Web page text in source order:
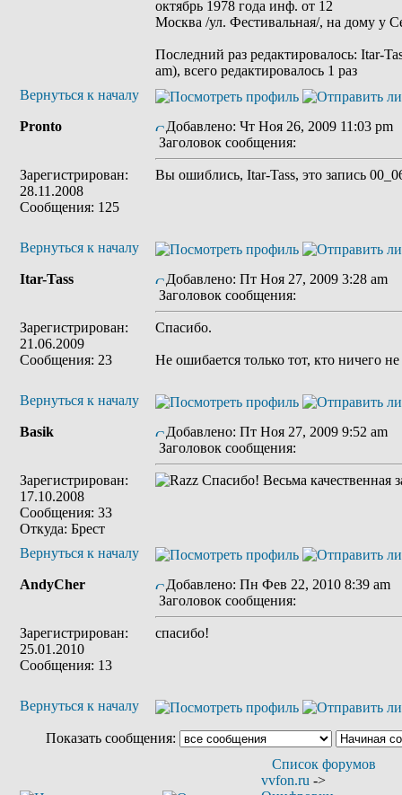
октябрь 1978 года инф. от 12
Москва /ул. Фестивальная/, на дому у
Последний раз редактировалось: Itar-
am), всего редактировалось 1 раз
Вернуться к началу
Pronto
Зарегистрирован:
28.11.2008
Сообщения: 125
Добавлено: Чт Ноя 26, 2009 11:03 pm
Заголовок сообщения:
Вы ошиблись, Itar-Tass, это запись
Вернуться к началу
Itar-Tass
Зарегистрирован:
21.06.2009
Сообщения: 23
Добавлено: Пт Ноя 27, 2009 3:28 am
Заголовок сообщения:
Спасибо.
Не ошибается только тот, кто ничего не
Вернуться к началу
Basik
Зарегистрирован:
17.10.2008
Сообщения: 33
Откуда: Брест
Добавлено: Пт Ноя 27, 2009 9:52 am
Заголовок сообщения:
Спасибо! Весьма качественная
Вернуться к началу
AndyCher
Зарегистрирован:
25.01.2010
Сообщения: 13
Добавлено: Пн Фев 22, 2010 8:39 am
Заголовок сообщения:
спасибо!
Вернуться к началу
Показать сообщения:
Список форумов
vvfon.ru ->